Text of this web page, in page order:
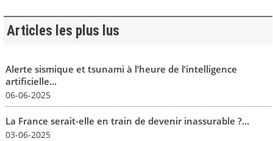
Articles les plus lus
Alerte sismique et tsunami à l’heure de l’intelligence
artificielle...
06-06-2025
La France serait-elle en train de devenir inassurable ?...
03-06-2025